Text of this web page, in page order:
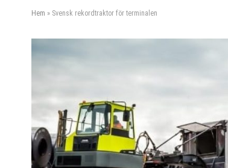
Hem » Svensk rekordtraktor för terminalen